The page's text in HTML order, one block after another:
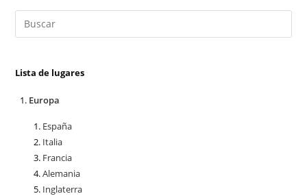
Lista de lugares
Europa
España
Italia
Francia
Alemania
Inglaterra